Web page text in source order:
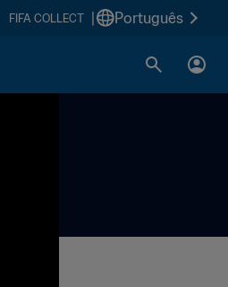
FIFA COLLECT Português